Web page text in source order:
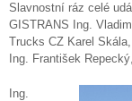
Slavnostní ráz celé
GISTRANS Ing.
Trucks CZ Karel
Ing. František
Ing.